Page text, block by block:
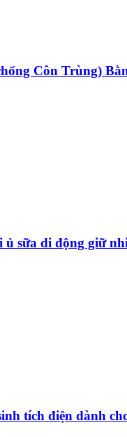
Côn Trùng)
sữa di động giữ
tích điện dành